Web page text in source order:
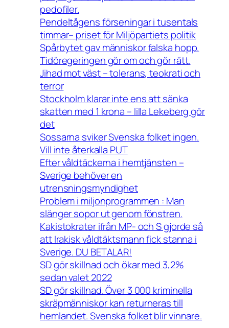
pedofiler.
Pendeltågens förseningar i tusentals
timmar– priset för Miljöpartiets politik
Spårbytet gav människor falska hopp.
Tidöregeringen gör om och gör rätt.
Jihad mot väst – tolerans, teokrati och
terror
Stockholm klarar inte ens att sänka
skatten med 1 krona – lilla Lekeberg gör
det
Sossarna sviker Svenska folket ingen.
Vill inte återkalla PUT
Efter våldtäckerna i hemtjänsten –
Sverige behöver en
utrensningsmyndighet
Problem i miljonprogrammen : Man
slänger sopor ut genom fönstren.
Kakistokrater ifrån MP- och S gjorde så
att Irakisk våldtäktsmann fick stanna i
Sverige. DU BETALAR!
SD gör skillnad och ökar med 3,2%
sedan valet 2022
SD gör skillnad. Över 3 000 kriminella
skräpmänniskor kan returneras till
hemlandet. Svenska folket blir vinnare.